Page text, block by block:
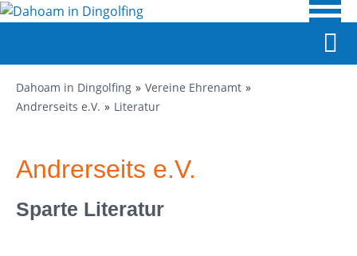
Dahoam in Dingolfing
Vereine Ehrenamt
Andrerseits e.V.
Literatur
Andrerseits e.V.
Sparte Literatur